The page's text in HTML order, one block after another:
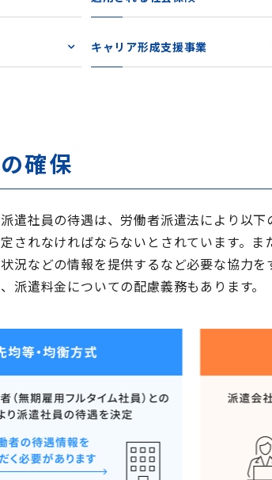
キャリア形成支援事業
確保
遣社員の待遇は、労働者派遣法により以
されなければならないとされています。ま
況などの情報を提供するなど必要な協力
派遣料金についての配慮義務もあります。